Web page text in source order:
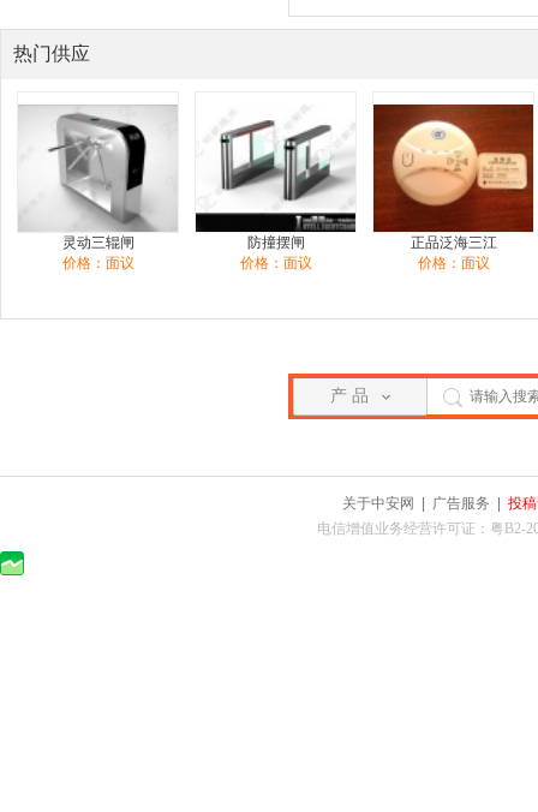
热门供应
灵动三辊闸
价格：面议
防撞摆闸
价格：面议
正品泛海三江
价格：面议
产 品
关于中安网 广告服务
投
电信增值业务经营许可证：粤